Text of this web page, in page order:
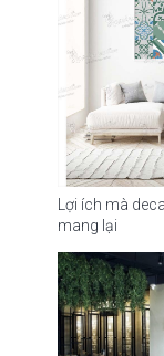
Lợi ích mà
mang lại